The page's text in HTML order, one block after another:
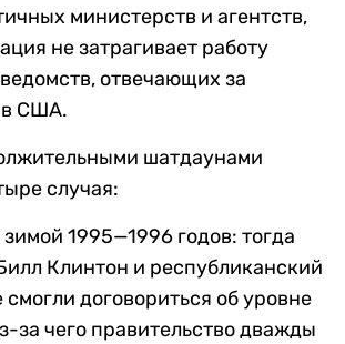
министерств и агентств,
не затрагивает работу
отвечающих за
в США.
шатдаунами
случая:
1995—1996 годов: тогда
Клинтон и республиканский
смогли договориться об уровне
за чего правительство дважды